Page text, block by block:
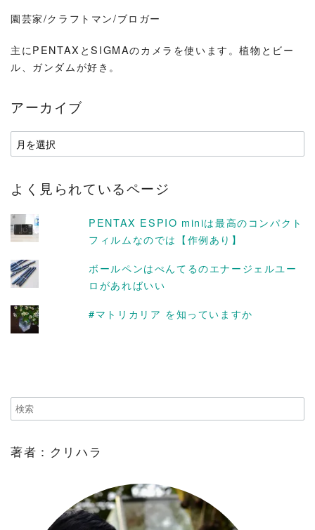
園芸家/クラフトマン/ブロガー
主にPENTAXとSIGMAのカメラを使います。植物とビー
ル、ガンダムが好き。
アーカイブ
ア
ー
イ
よく見られているページ
PENTAX ESPIO miniは最高のコンパクト
フィルムなのでは【作例あり】
ボールペンはぺんてるのエナージェルユー
ロがあればいい
#マトリカリア を知っていますか
著者：クリハラ